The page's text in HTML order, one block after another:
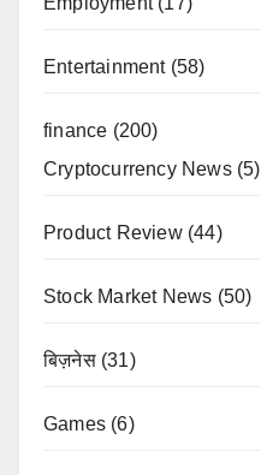
Entertainment(58)
finance (200)
Cryptocurrency News(5)
Product Review(44)
Stock Market News (50)
बिज़नेस(31)
Games (6)